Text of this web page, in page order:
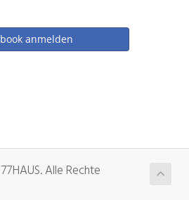
anmelden
Alle Rechte